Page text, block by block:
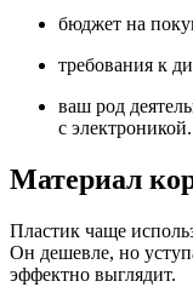
бюджет на
требования к
ваш род
с электроникой.
Материал
Пластик чаще
Он дешевле, но
эффектно выглядит.